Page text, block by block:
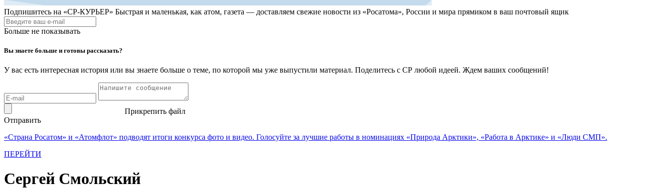
Подпишитесь на «СР-КУРЬЕР» Быстрая и маленькая, как атом, газета — доставляем свежие новости из «Росатома», России и мира прямиком в ваш почтовый ящик
Больше не показывать
Вы знаете больше и готовы рассказать?
У вас есть интересная история или вы знаете больше о теме, по которой мы уже выпустили материал. Поделитесь с СР любой идеей. Ждем ваших сообщений!
Прикрепить файл
Отправить
«Страна Росатом» и «Атомфлот» подводят итоги конкурса фото и видео. Голосуйте за лучшие работы в номинациях «Природа Арктики», «Работа в Арктике» и «Люди СМП».
ПЕРЕЙТИ
Сергей Смольский